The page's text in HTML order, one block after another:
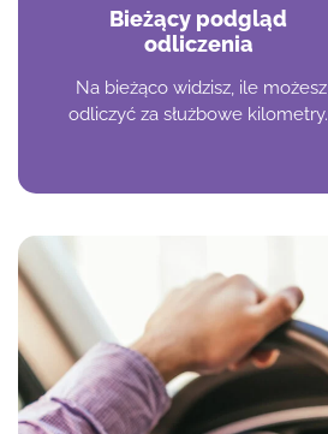
Bieżący podgląd
odliczenia
Na bieżąco widzisz, ile możesz
odliczyć za służbowe kilometry.